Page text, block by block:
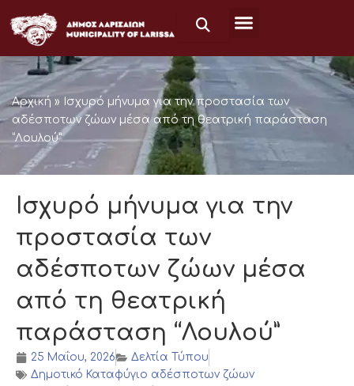
στο
περιεχόμενο
Αρχική »
Ισχυρό μήνυμα για την προστασία των
αδέσποτων ζώων μέσα από τη θεατρική παράσταση
“Λουλού”
Ισχυρό μήνυμα για την
προστασία των
αδέσποτων ζώων μέσα
από τη θεατρική
παράσταση “Λουλού”
25 Μαΐου, 2026
Δελτία Τύπου
Δημοτικό Καταφύγιο αδέσποτων ζώων